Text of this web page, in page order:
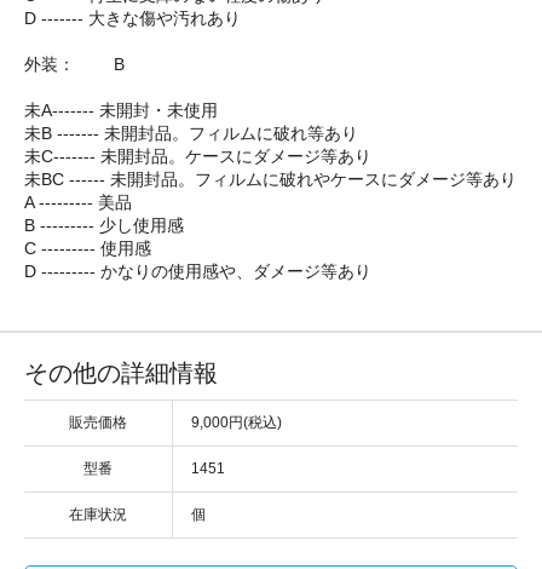
D ------- 大きな傷や汚れあり
外装： B
未A------- 未開封・未使用
未B ------- 未開封品。フィルムに破れ等あり
未C------- 未開封品。ケースにダメージ等あり
未BC ------ 未開封品。フィルムに破れやケースにダメージ等あり
A --------- 美品
B --------- 少し使用感
C --------- 使用感
D --------- かなりの使用感や、ダメージ等あり
その他の詳細情報
販売価格 9,000円(税込)
型番 1451
在庫状況 個